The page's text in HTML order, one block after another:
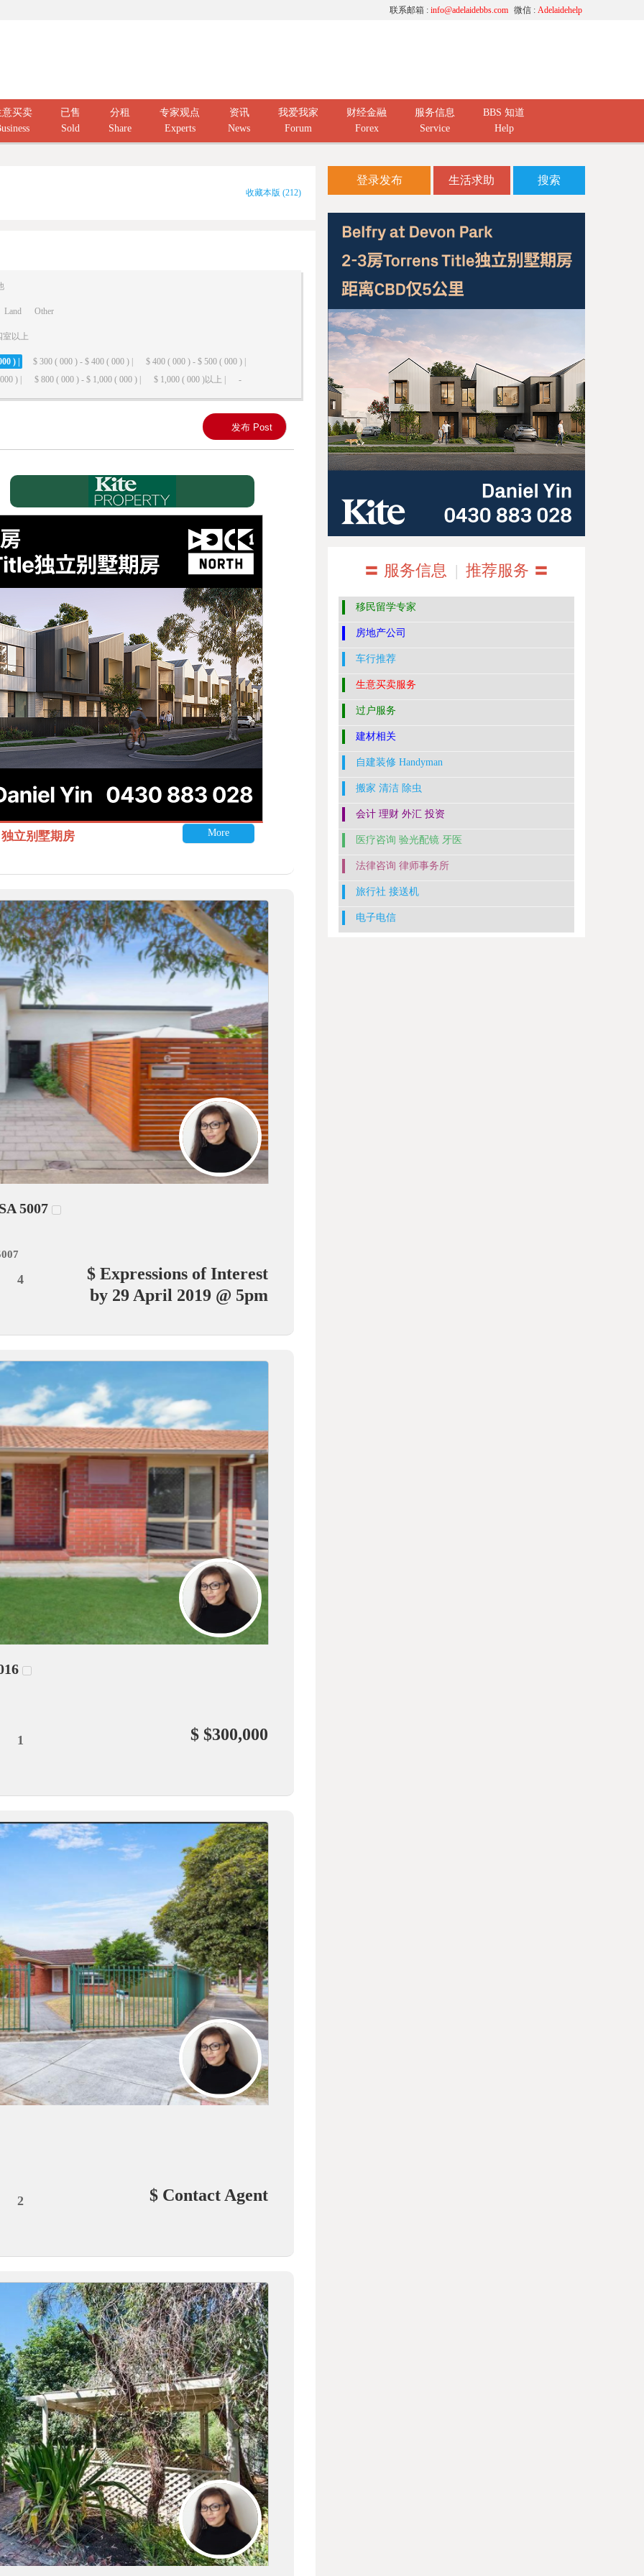
微信 : Adelaidehelp
联系邮箱 : info@adelaidebbs.com
意买卖
已售
Sold
分租
Share
专家观点
Experts
资讯
News
我爱我家
Forum
财经金融
Forex
服务信息
Service
BBS 知道
Help
收藏本版 (212)
Land Other
室以上
) | $ 300 ( 000 ) - $ 400 ( 000 ) |
$ 400 ( 000 ) - $ 500 ( 000 ) |
) |
$ 800 ( 000 ) - $ 1,000 ( 000 ) | $ 1,000 ( 000 )以上 | -
发布 Post
立别墅期房 More
5007
4
$ Expressions of Interest
by 29 April 2019 @ 5pm
1 $ $300,000
2 $ Contact Agent
登录发布 生活求助 搜索
〓 服务信息 | 推荐服务 〓
移民留学专家
房地产公司
车行推荐
生意买卖服务
过户服务
建材相关
自建装修 Handyman
搬家 清洁 除虫
会计 理财 外汇 投资
医疗咨询 验光配镜 牙医
法律咨询 律师事务所
旅行社 接送机
电子电信